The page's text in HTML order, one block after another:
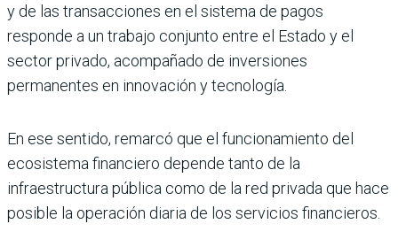
y de las transacciones en el sistema de pagos
responde a un trabajo conjunto entre el Estado y el
sector privado, acompañado de inversiones
permanentes en innovación y tecnología.
En ese sentido, remarcó que el funcionamiento del
ecosistema financiero depende tanto de la
infraestructura pública como de la red privada que hace
posible la operación diaria de los servicios financieros.